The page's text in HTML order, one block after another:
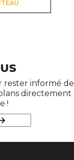
rester informé de
directement
!